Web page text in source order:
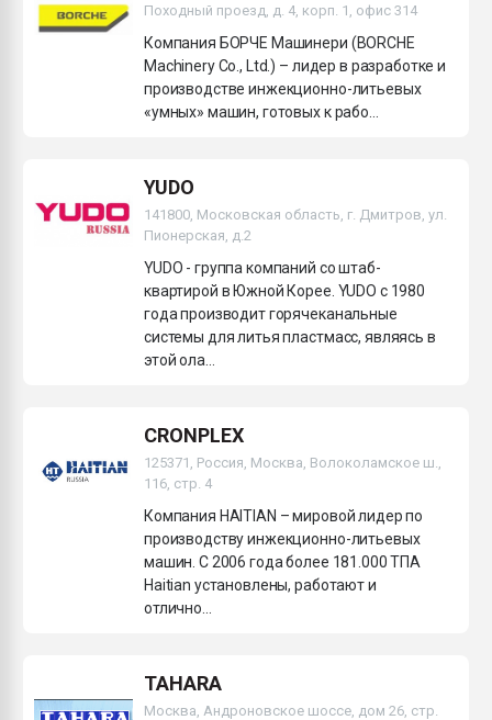
YUDO
141800, Московская область, г. Дмитров, ул.
Пионерская, д.2
YUDO - группа компаний со штаб-
квартирой в Южной Корее. YUDO c 1980
года производит горячеканальные
системы для литья пластмасс, являясь в
этой ола...
Походный проезд, д. 4, корп. 1, офис 314
Компания БОРЧЕ Машинери (BORCHE
Machinery Co., Ltd.) – лидер в разработке и
производстве инжекционно-литьевых
«умных» машин, готовых к рабо...
CRONPLEX
125371, Россия, Москва, Волоколамское ш.,
116, стр. 4
Компания HAITIAN – мировой лидер по
производству инжекционно-литьевых
машин. С 2006 года более 181.000 ТПА
Haitian установлены, работают и
отлично...
TAHARA
Москва, Андроновское шоссе, дом 26, стр.